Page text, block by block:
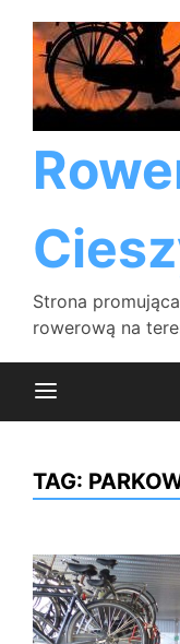
content
Strona
rowerową na
TAG: